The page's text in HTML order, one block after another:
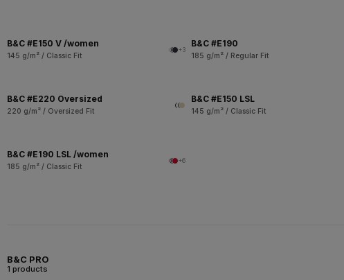
B&C #E150 V /women
145 g/m² / Classic Fit
+3
B&C #E190
185 g/m² / Regular Fit
B&C #E220 Oversized
220 g/m² / Oversized Fit
B&C #E150 LSL
145 g/m² / Classic Fit
B&C #E190 LSL /women
185 g/m² / Classic Fit
+6
B&C PRO
1 products